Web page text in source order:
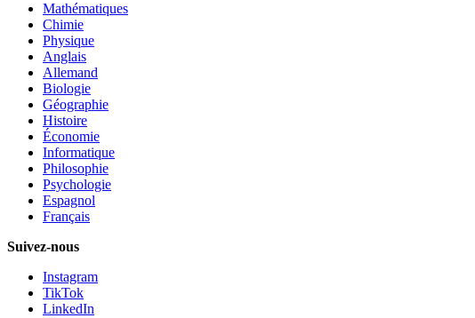
Mathématiques
Chimie
Physique
Anglais
Allemand
Biologie
Géographie
Histoire
Économie
Informatique
Philosophie
Psychologie
Espagnol
Français
Suivez-nous
Instagram
TikTok
LinkedIn